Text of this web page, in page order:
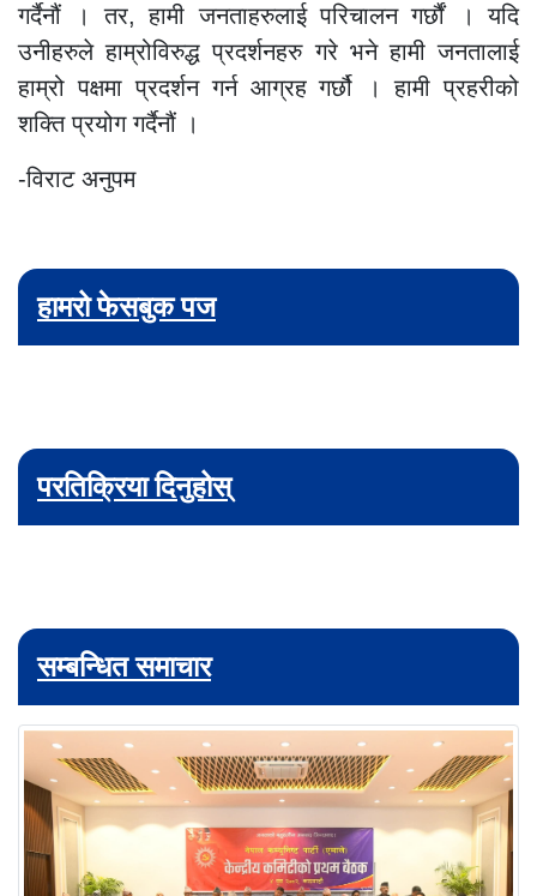
गर्दैनौं । तर, हामी जनताहरुलाई परिचालन गर्छौं । यदि
उनीहरुले हाम्रोविरुद्ध प्रदर्शनहरु गरे भने हामी जनतालाई
हाम्रो पक्षमा प्रदर्शन गर्न आग्रह गर्छौ । हामी प्रहरीको
शक्ति प्रयोग गर्दैनौं ।
-विराट अनुपम
हामरो फेसबुक पज
परतिक्रिया दिनुहोस्
सम्बन्धित समाचार